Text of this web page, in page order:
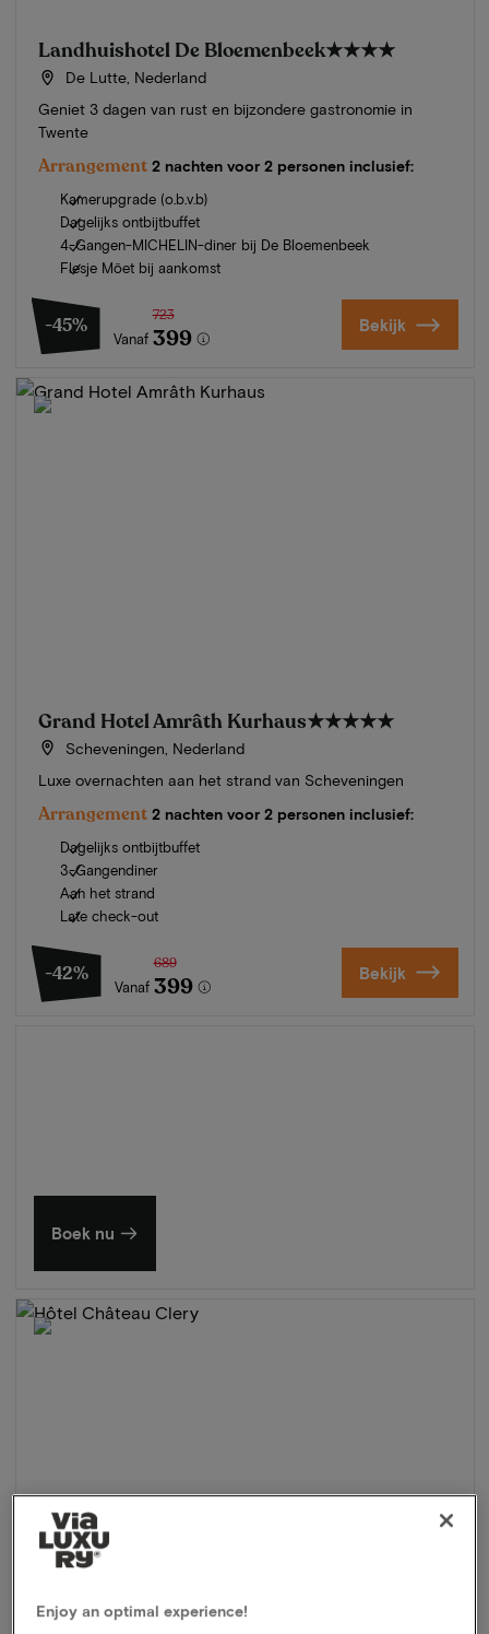
Landhuishotel De Bloemenbeek★★★★
De Lutte, Nederland
Geniet 3 dagen van rust en bijzondere gastronomie in
Twente
Arrangement 2 nachten voor 2 personen inclusief:
Kamerupgrade (o.b.v.b)
Dagelijks ontbijtbuffet
4-Gangen-MICHELIN-diner bij De Bloemenbeek
Flesje Möet bij aankomst
-45%
Vanaf
723
399 Bekijk
Grand Hotel Amrâth Kurhaus★★★★★
Scheveningen, Nederland
Luxe overnachten aan het strand van Scheveningen
Arrangement 2 nachten voor 2 personen inclusief:
Dagelijks ontbijtbuffet
3-Gangendiner
Aan het strand
Late check-out
-42%
Vanaf
689
399 Bekijk
Boek nu
Enjoy an optimal experience!